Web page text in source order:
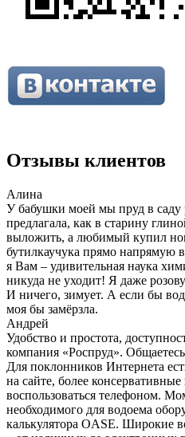
Отзывы клиентов
Алина
У бабушки моей мы пруд в саду
предлагала, как в старину
выложить, а любимый купил
бутилкаучука прямо напрямую
я Вам – удивительная наука
никуда не уходит! Я даже
И ничего, зимует. А если бы
моя бы замёрзла.
Андрей
Удобство и простота,
компания «Роспруд».
Для поклонников Интернета
на сайте, более
воспользоваться телефоном.
необходимого для водоема
калькулятора OASE. Широкие